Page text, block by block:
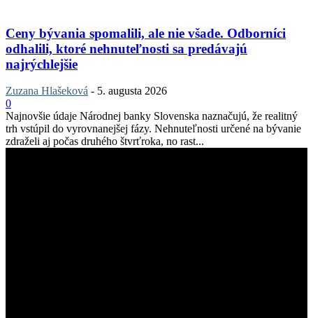
Ceny bývania spomalili, ale nie všade. Odborníci
odhalili, ktoré nehnuteľnosti sa predávajú
najrýchlejšie
Zuzana Hlašeková - 5. augusta 2026
0
Najnovšie údaje Národnej banky Slovenska naznačujú, že realitný
trh vstúpil do vyrovnanejšej fázy. Nehnuteľnosti určené na bývanie
zdraželi aj počas druhého štvrťroka, no rast...